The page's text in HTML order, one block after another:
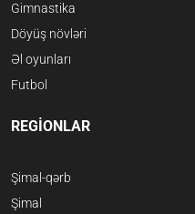
Gimnastika
Döyüş növləri
Əl oyunları
Futbol
REGİONLAR
Şimal-qərb
Şimal